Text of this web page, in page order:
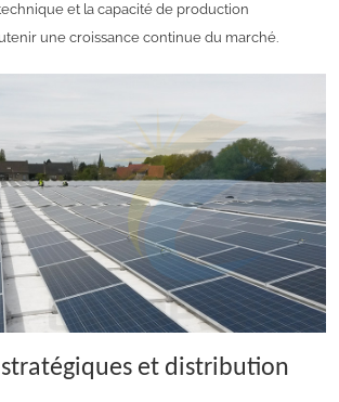
et la capacité de production
une croissance continue du marché.
et distribution